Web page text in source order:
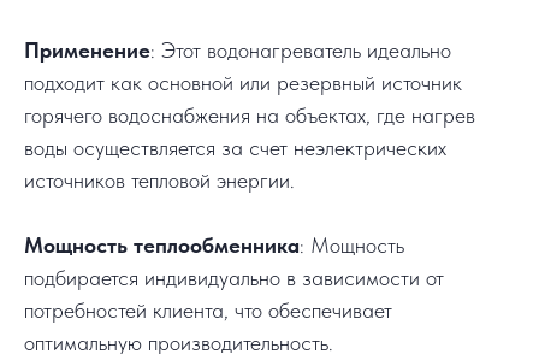
Применение: Этот водонагреватель идеально
подходит как основной или резервный источник
горячего водоснабжения на объектах, где нагрев
воды осуществляется за счет неэлектрических
источников тепловой энергии.
Мощность теплообменника: Мощность
подбирается индивидуально в зависимости от
потребностей клиента, что обеспечивает
оптимальную производительность.